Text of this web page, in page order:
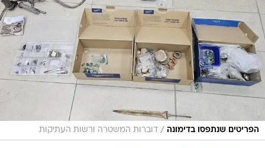
הפריטים שנתפסו בדימונה / דוברות המשטרה ורשות העתיקות